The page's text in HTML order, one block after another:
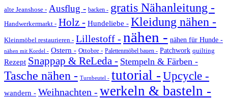
alte Jeanshose - Ausflug - backen - gratis Nähanleitung -
Handwerkermarkt - Holz - Hundeliebe - Kleidung nähen -
Kleinmöbel restaurieren - Lillestoff - nähen - nähen für Hunde -
nähen mit Kordel - Ostern - Ottobre - Palettenmöbel bauen - Patchwork quilting
Rezept Snappap & ReLeda - Stempeln & Färben -
Tasche nähen - Turnbeutel - tutorial -Upcycle -
wandern - Weihnachten - werkeln & basteln -